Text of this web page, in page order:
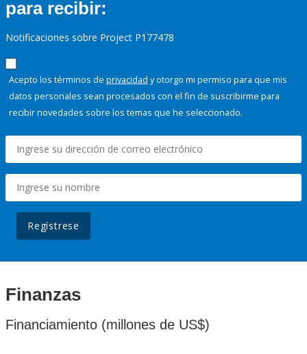
para recibir:
Notificaciones sobre Project P177478
Acepto los términos de privacidad y otorgo mi permiso para que mis
datos personales sean procesados con el fin de suscribirme para
recibir novedades sobre los temas que he seleccionado.
Regístrese
Finanzas
Financiamiento (millones de US$)